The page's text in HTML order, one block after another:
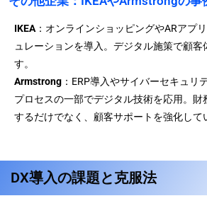
IKEA ：オンラインショッピングやARアプ
ュレーションを導入。デジタル施策で顧客
す。
Armstrong ：ERP導入やサイバーセキュリ
プロセスの一部でデジタル技術を応用。
するだけでなく、顧客サポートを強化して
DX導入の課題と克服法